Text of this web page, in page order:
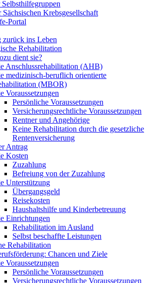
Sächsischen Krebsgesellschaft
Portal
zurück ins Leben
Rehabilitation
dient sie?
Anschlussrehabilitation (AHB)
medizinisch-beruflich orientierte
(MBOR)
Voraussetzungen
Persönliche Voraussetzungen
Versicherungsrechtliche Voraussetzungen
Rentner und Angehörige
Keine Rehabilitation durch die gesetzliche
Rentenversicherung
Antrag
Kosten
Zuzahlung
Befreiung von der Zuzahlung
Unterstützung
Übergangsgeld
Reisekosten
Haushaltshilfe und Kinderbetreuung
Einrichtungen
Rehabilitation im Ausland
Selbst beschaffte Leistungen
Rehabilitation
Chancen und Ziele
Voraussetzungen
Persönliche Voraussetzungen
Versicherungsrechtliche Voraussetzungen